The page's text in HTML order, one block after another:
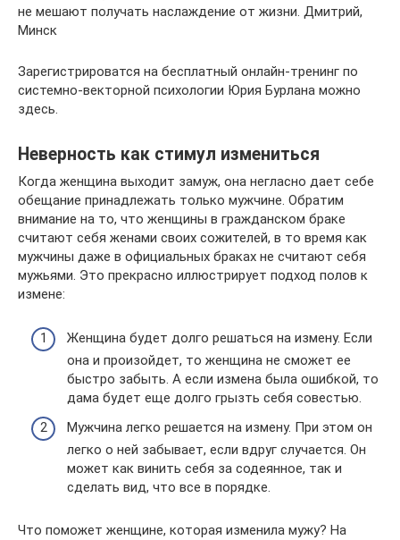
не мешают получать наслаждение от жизни. Дмитрий,
Минск
Зарегистрироватся на бесплатный онлайн-тренинг по
системно-векторной психологии Юрия Бурлана можно
здесь.
Неверность как стимул измениться
Когда женщина выходит замуж, она негласно дает себе
обещание принадлежать только мужчине. Обратим
внимание на то, что женщины в гражданском браке
считают себя женами своих сожителей, в то время как
мужчины даже в официальных браках не считают себя
мужьями. Это прекрасно иллюстрирует подход полов к
измене:
Женщина будет долго решаться на измену. Если
она и произойдет, то женщина не сможет ее
быстро забыть. А если измена была ошибкой, то
дама будет еще долго грызть себя совестью.
Мужчина легко решается на измену. При этом он
легко о ней забывает, если вдруг случается. Он
может как винить себя за содеянное, так и
сделать вид, что все в порядке.
Что поможет женщине, которая изменила мужу? На